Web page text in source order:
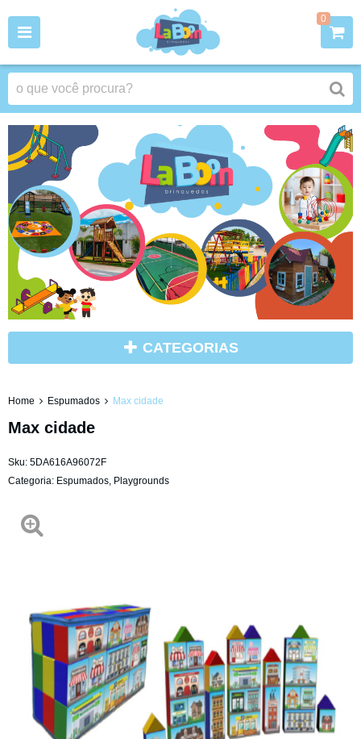
0
CATEGORIAS
Home Espumados Max cidade
Max cidade
Sku: 5DA616A96072F
Categoria: Espumados, Playgrounds